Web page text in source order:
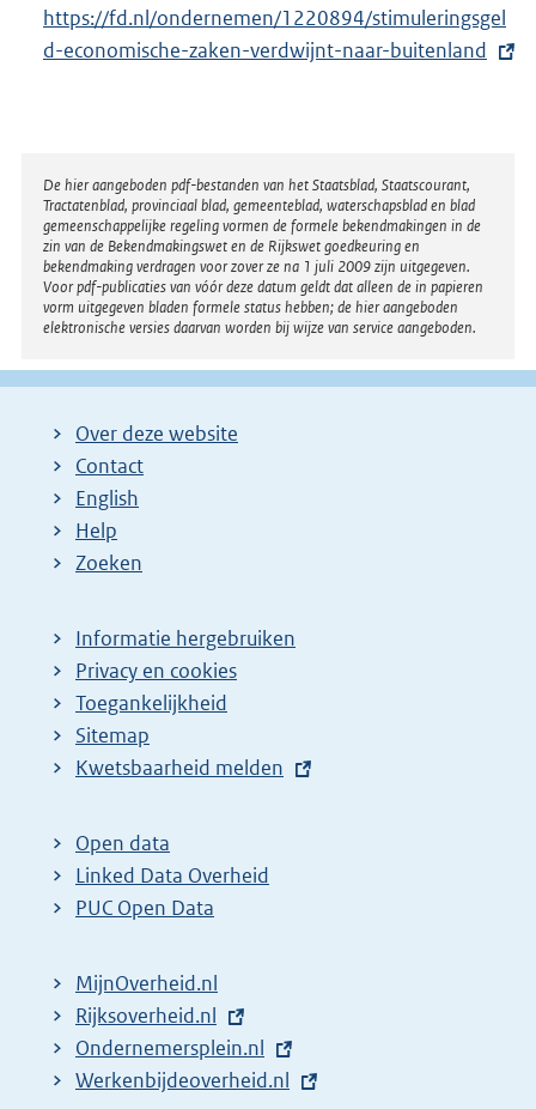
x
t
e
l
i
n
k
:
https://fd.nl/ondernemen/1220894/stimuleringsgel
d-economische-zaken-verdwijnt-naar-buitenland
Disclaimer
De hier aangeboden pdf-bestanden van het Staatsblad, Staatscourant,
Tractatenblad, provinciaal blad, gemeenteblad, waterschapsblad en blad
gemeenschappelijke regeling vormen de formele bekendmakingen in de
zin van de Bekendmakingswet en de Rijkswet goedkeuring en
bekendmaking verdragen voor zover ze na 1 juli 2009 zijn uitgegeven.
Voor pdf-publicaties van vóór deze datum geldt dat alleen de in papieren
vorm uitgegeven bladen formele status hebben; de hier aangeboden
elektronische versies daarvan worden bij wijze van service aangeboden.
Over deze website
Contact
English
Help
Zoeken
Informatie hergebruiken
Privacy en cookies
Toegankelijkheid
Sitemap
E
t
e
r
l
i
n
k
Kwetsbaarheid melden
Open data
Linked Data Overheid
PUC Open Data
MijnOverheid.nl
E
x
t
Rijksoverheid.nl
E
x
Ondernemersplein.nl
E
Werkenbijdeoverheid.nl